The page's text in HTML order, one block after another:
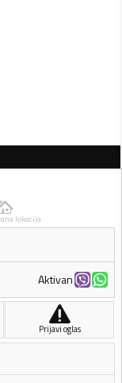
lokacija
Aktivan
Prijavi oglas